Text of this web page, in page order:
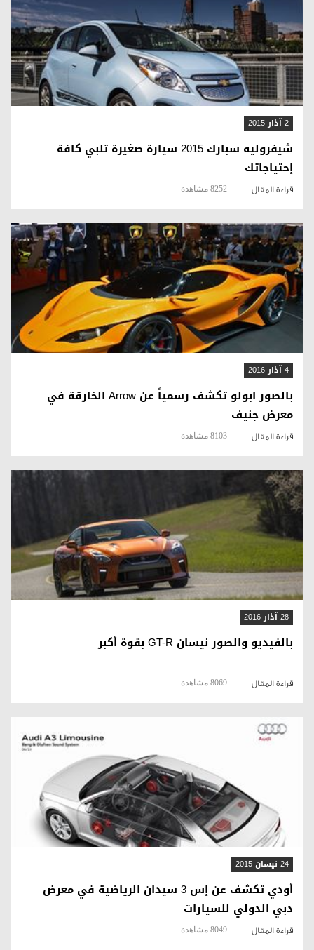
قراءة المقال
2 آذار 2015
شيفروليه سبارك 2015 سيارة صغيرة تلبي كافة
إحتياجاتك
قراءة المقال 8252 مشاهدة
قراءة المقال
4 آذار 2016
بالصور ابولو تكشف رسمياً عن Arrow الخارقة في
معرض جنيف
قراءة المقال 8103 مشاهدة
قراءة المقال
28 آذار 2016
بالفيديو والصور نيسان GT-R بقوة أكبر
قراءة المقال 8069 مشاهدة
قراءة المقال
24 نيسان 2015
أودي تكشف عن إس 3 سيدان الرياضية في معرض
دبي الدولي للسيارات
قراءة المقال 8049 مشاهدة